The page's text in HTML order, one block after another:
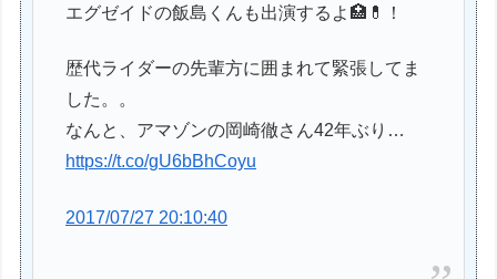
エグゼイドの飯島くんも出演するよ🏥💊！
歴代ライダーの先輩方に囲まれて緊張してま
した。。
なんと、アマゾンの岡崎徹さん42年ぶり…
https://t.co/gU6bBhCoyu
2017/07/27 20:10:40